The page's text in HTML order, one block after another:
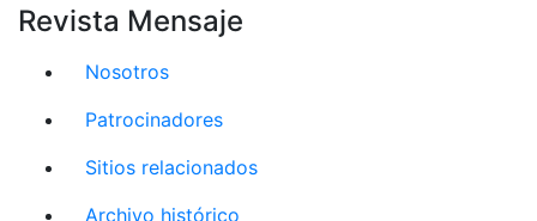
Revista Mensaje
Nosotros
Patrocinadores
Sitios relacionados
Archivo histórico